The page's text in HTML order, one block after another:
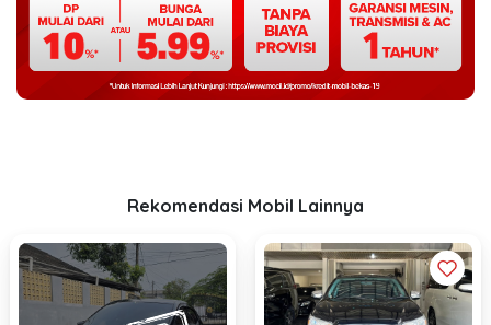
Rekomendasi Mobil Lainnya